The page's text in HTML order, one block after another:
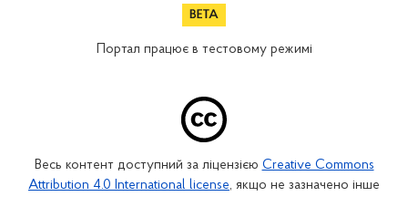
Портал працює в тестовому режимі
Весь контент доступний за ліцензією Creative Commons
Attribution 4.0 International license, якщо не зазначено інше